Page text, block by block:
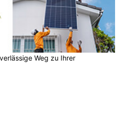
Weg zu Ihrer